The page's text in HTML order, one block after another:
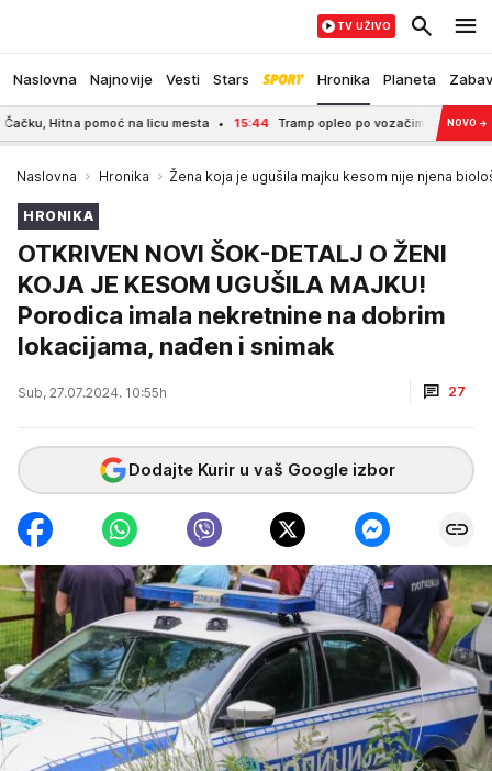
Naslovna Najnovije Vesti Stars Hronika Planeta
TV UŽIVO
Hitna pomoć na licu mesta 15:44 Tramp opleo po vozačima automobila:
NOVO →
Naslovna Hronika Žena koja je ugušila majku kesom nije njena
HRONIKA
OTKRIVEN NOVI ŠOK-DETALJ O ŽENI
KOJA JE KESOM UGUŠILA MAJKU!
Porodica imala nekretnine na dobrim
lokacijama, nađen i snimak
Sub, 27.07.2024. 10:55h 27
Dodajte Kurir u vaš Google izbor